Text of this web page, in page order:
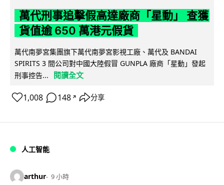
萬代刑事追擊假高達廠商「星動」 查獲
貨值逾 650 萬港元假貨
萬代南夢宮集團旗下萬代南夢宮影視工廠、萬代及 BANDAI
SPIRITS 3 間公司對中國大陸假冒 GUNPLA 廠商「星動」發起
刑事控告...
閱讀全文
1,008 148 ↗ 分享
人工智能
arthur 9 小時